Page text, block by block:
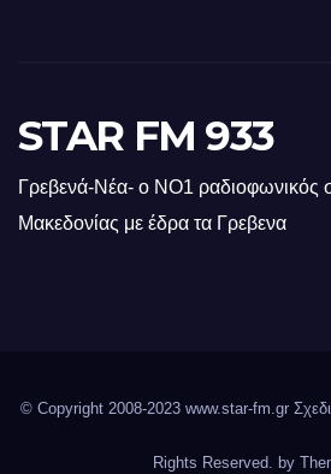
STAR FM 933
Γρεβενά-Νέα- ο ΝΟ1 ραδιοφωνικός
Μακεδονίας με έδρα τα Γρεβενα
© Copyright 2008-2023 www.star-fm.gr
Rights Reserved. by